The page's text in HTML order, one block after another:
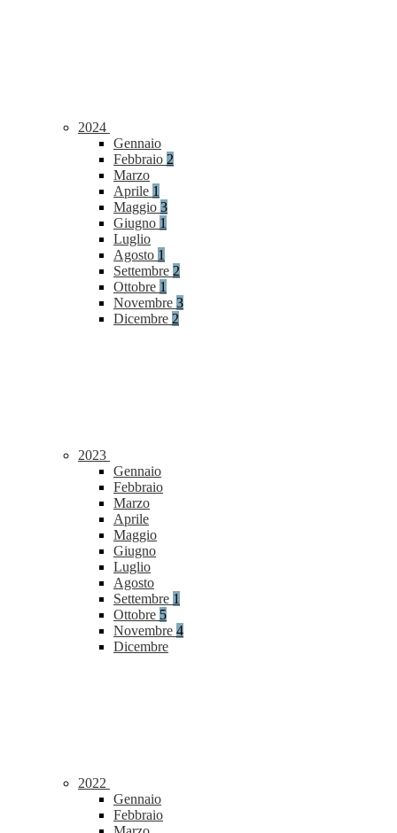
2024
Gennaio
Febbraio 2
Marzo
Aprile 1
Maggio 3
Giugno 1
Luglio
Agosto 1
Settembre 2
Ottobre 1
Novembre 3
Dicembre 2
2023
Gennaio
Febbraio
Marzo
Aprile
Maggio
Giugno
Luglio
Agosto
Settembre 1
Ottobre 5
Novembre 4
Dicembre
2022
Gennaio
Febbraio